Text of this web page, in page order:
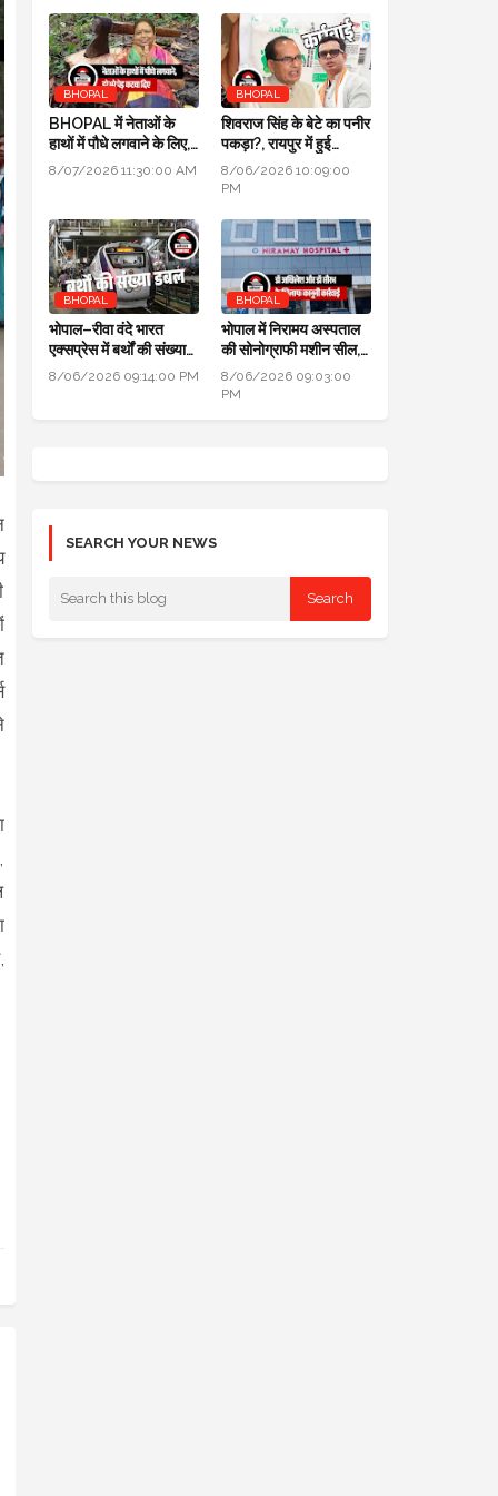
BHOPAL
BHOPAL में नेताओं के
हाथों में पौधे लगवाने के लिए,
700 हरे भरे पेड़ कटवा दिए
8/07/2026 11:30:00 AM
BHOPAL
शिवराज सिंह के बेटे का पनीर
पकड़ा?, रायपुर में हुई
कार्रवाई, जांच के लिए लैब
भेजा
8/06/2026 10:09:00
PM
BHOPAL
भोपाल–रीवा वंदे भारत
एक्सप्रेस में बर्थों की संख्या
डबल से ज्यादा हुई
8/06/2026 09:14:00 PM
BHOPAL
भोपाल में निरामय अस्पताल
की सोनोग्राफी मशीन सील,
सीएमएचओ ने की कार्यवाही
8/06/2026 09:03:00
PM
SEARCH YOUR NEWS